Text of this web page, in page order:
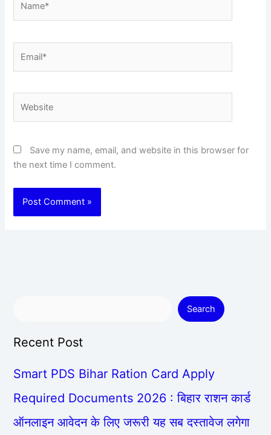
Save my name, email, and website in this browser for
the next time I comment.
Search
Recent Post
Smart PDS Bihar Ration Card Apply
Required Documents 2026 : बिहार राशन कार्ड
ऑनलाइन आवेदन के लिए जरूरी यह सब दस्तावेज लगेगा